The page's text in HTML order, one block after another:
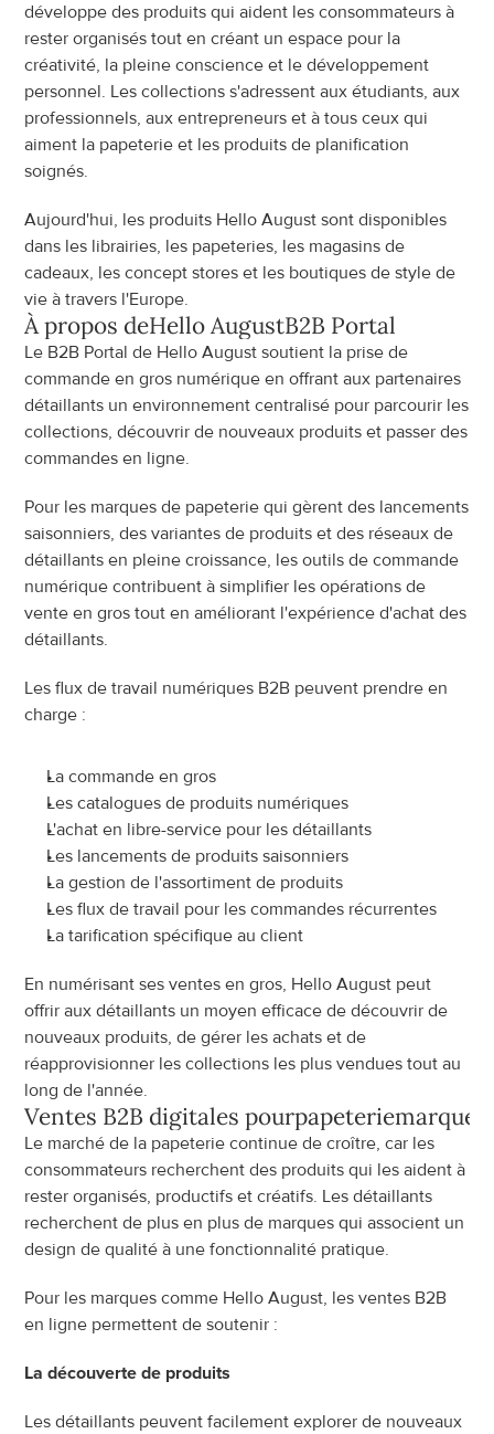
développe des produits qui aident les consommateurs à
rester organisés tout en créant un espace pour la
créativité, la pleine conscience et le développement
personnel. Les collections s'adressent aux étudiants, aux
professionnels, aux entrepreneurs et à tous ceux qui
aiment la papeterie et les produits de planification
soignés.
Aujourd'hui, les produits Hello August sont disponibles
dans les librairies, les papeteries, les magasins de
cadeaux, les concept stores et les boutiques de style de
vie à travers l'Europe.
À propos deHello AugustB2B Portal
Le B2B Portal de Hello August soutient la prise de
commande en gros numérique en offrant aux partenaires
détaillants un environnement centralisé pour parcourir les
collections, découvrir de nouveaux produits et passer des
commandes en ligne.
Pour les marques de papeterie qui gèrent des lancements
saisonniers, des variantes de produits et des réseaux de
détaillants en pleine croissance, les outils de commande
numérique contribuent à simplifier les opérations de
vente en gros tout en améliorant l'expérience d'achat des
détaillants.
Les flux de travail numériques B2B peuvent prendre en
charge :
La commande en gros
Les catalogues de produits numériques
L'achat en libre-service pour les détaillants
Les lancements de produits saisonniers
La gestion de l'assortiment de produits
Les flux de travail pour les commandes récurrentes
La tarification spécifique au client
En numérisant ses ventes en gros, Hello August peut
offrir aux détaillants un moyen efficace de découvrir de
nouveaux produits, de gérer les achats et de
réapprovisionner les collections les plus vendues tout au
long de l'année.
Ventes B2B digitales pourpapeteriemarques
Le marché de la papeterie continue de croître, car les
consommateurs recherchent des produits qui les aident à
rester organisés, productifs et créatifs. Les détaillants
recherchent de plus en plus de marques qui associent un
design de qualité à une fonctionnalité pratique.
Pour les marques comme Hello August, les ventes B2B
en ligne permettent de soutenir :
La découverte de produits
Les détaillants peuvent facilement explorer de nouveaux